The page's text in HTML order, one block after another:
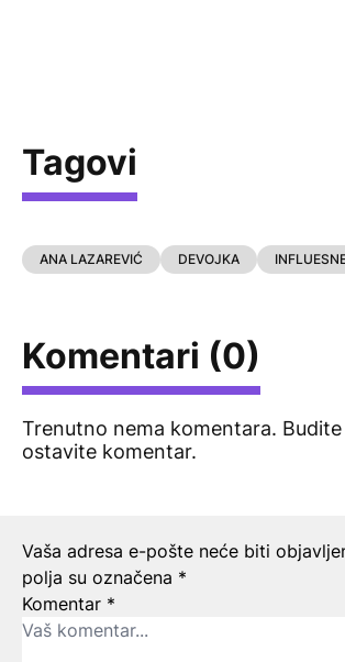
Tagovi
ANA LAZAREVIĆ DEVOJKA
Komentari (0)
Trenutno nema komentara.
ostavite komentar.
Ostavite odgovor
Vaša adresa e-pošte neće biti
polja su označena *
Komentar *